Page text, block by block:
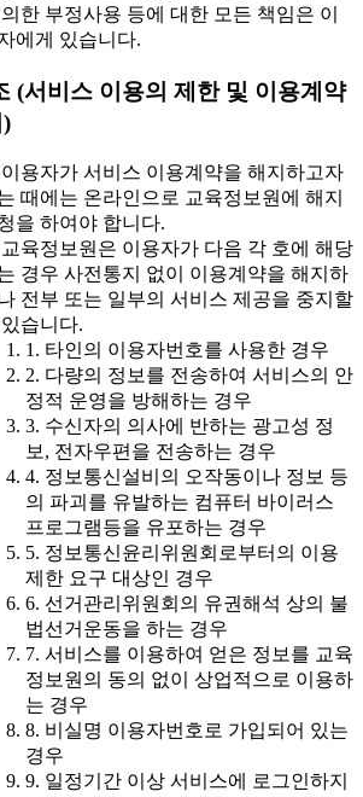
한 부정사용 등에 대한 모든 책임은 이
에게 있습니다.
(서비스 이용의 제한 및 이용계약
용자가 서비스 이용계약을 해지하고자
때에는 온라인으로 교육정보원에 해지
을 하여야 합니다.
육정보원은 이용자가 다음 각 호에 해당
경우 사전통지 없이 이용계약을 해지하
전부 또는 일부의 서비스 제공을 중지할
습니다.
1. 타인의 이용자번호를 사용한 경우
2. 다량의 정보를 전송하여 서비스의 안
정적 운영을 방해하는 경우
3. 수신자의 의사에 반하는 광고성 정
보, 전자우편을 전송하는 경우
4. 정보통신설비의 오작동이나 정보 등
의 파괴를 유발하는 컴퓨터 바이러스
프로그램등을 유포하는 경우
5. 정보통신윤리위원회로부터의 이용
제한 요구 대상인 경우
6. 선거관리위원회의 유권해석 상의 불
법선거운동을 하는 경우
7. 서비스를 이용하여 얻은 정보를 교육
정보원의 동의 없이 상업적으로 이용하
는 경우
8. 비실명 이용자번호로 가입되어 있는
경우
9. 일정기간 이상 서비스에 로그인하지